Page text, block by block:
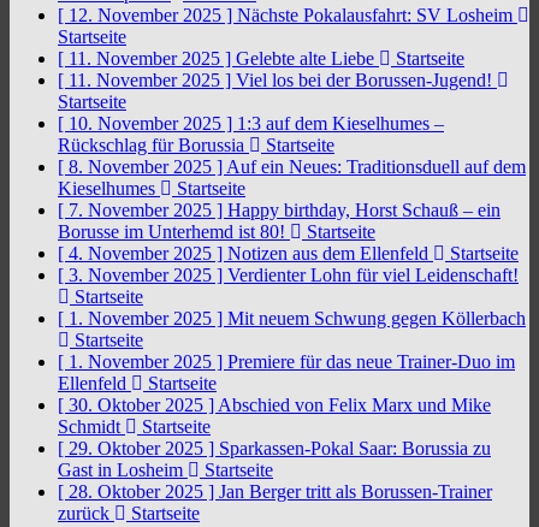
[ 12. November 2025 ] Nächste Pokalausfahrt: SV Losheim
Startseite
[ 11. November 2025 ] Gelebte alte Liebe
Startseite
[ 11. November 2025 ] Viel los bei der Borussen-Jugend!
Startseite
[ 10. November 2025 ] 1:3 auf dem Kieselhumes –
Rückschlag für Borussia
Startseite
[ 8. November 2025 ] Auf ein Neues: Traditionsduell auf dem
Kieselhumes
Startseite
[ 7. November 2025 ] Happy birthday, Horst Schauß – ein
Borusse im Unterhemd ist 80!
Startseite
[ 4. November 2025 ] Notizen aus dem Ellenfeld
Startseite
[ 3. November 2025 ] Verdienter Lohn für viel Leidenschaft!
Startseite
[ 1. November 2025 ] Mit neuem Schwung gegen Köllerbach
Startseite
[ 1. November 2025 ] Premiere für das neue Trainer-Duo im
Ellenfeld
Startseite
[ 30. Oktober 2025 ] Abschied von Felix Marx und Mike
Schmidt
Startseite
[ 29. Oktober 2025 ] Sparkassen-Pokal Saar: Borussia zu
Gast in Losheim
Startseite
[ 28. Oktober 2025 ] Jan Berger tritt als Borussen-Trainer
zurück
Startseite